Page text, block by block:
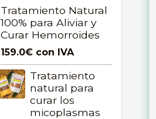
Tratamiento Natural
100% para Aliviar y
Curar Hemorroides
159.0€ con IVA
Tratamiento
natural para
curar los
micoplasmas